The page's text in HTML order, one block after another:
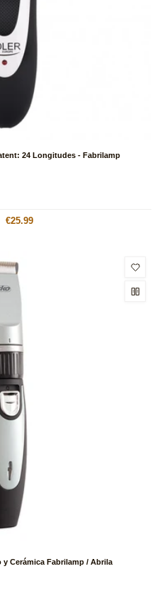
24 Longitudes - Fabrilamp
Precio
€25.99
Cerámica Fabrilamp / Abrila